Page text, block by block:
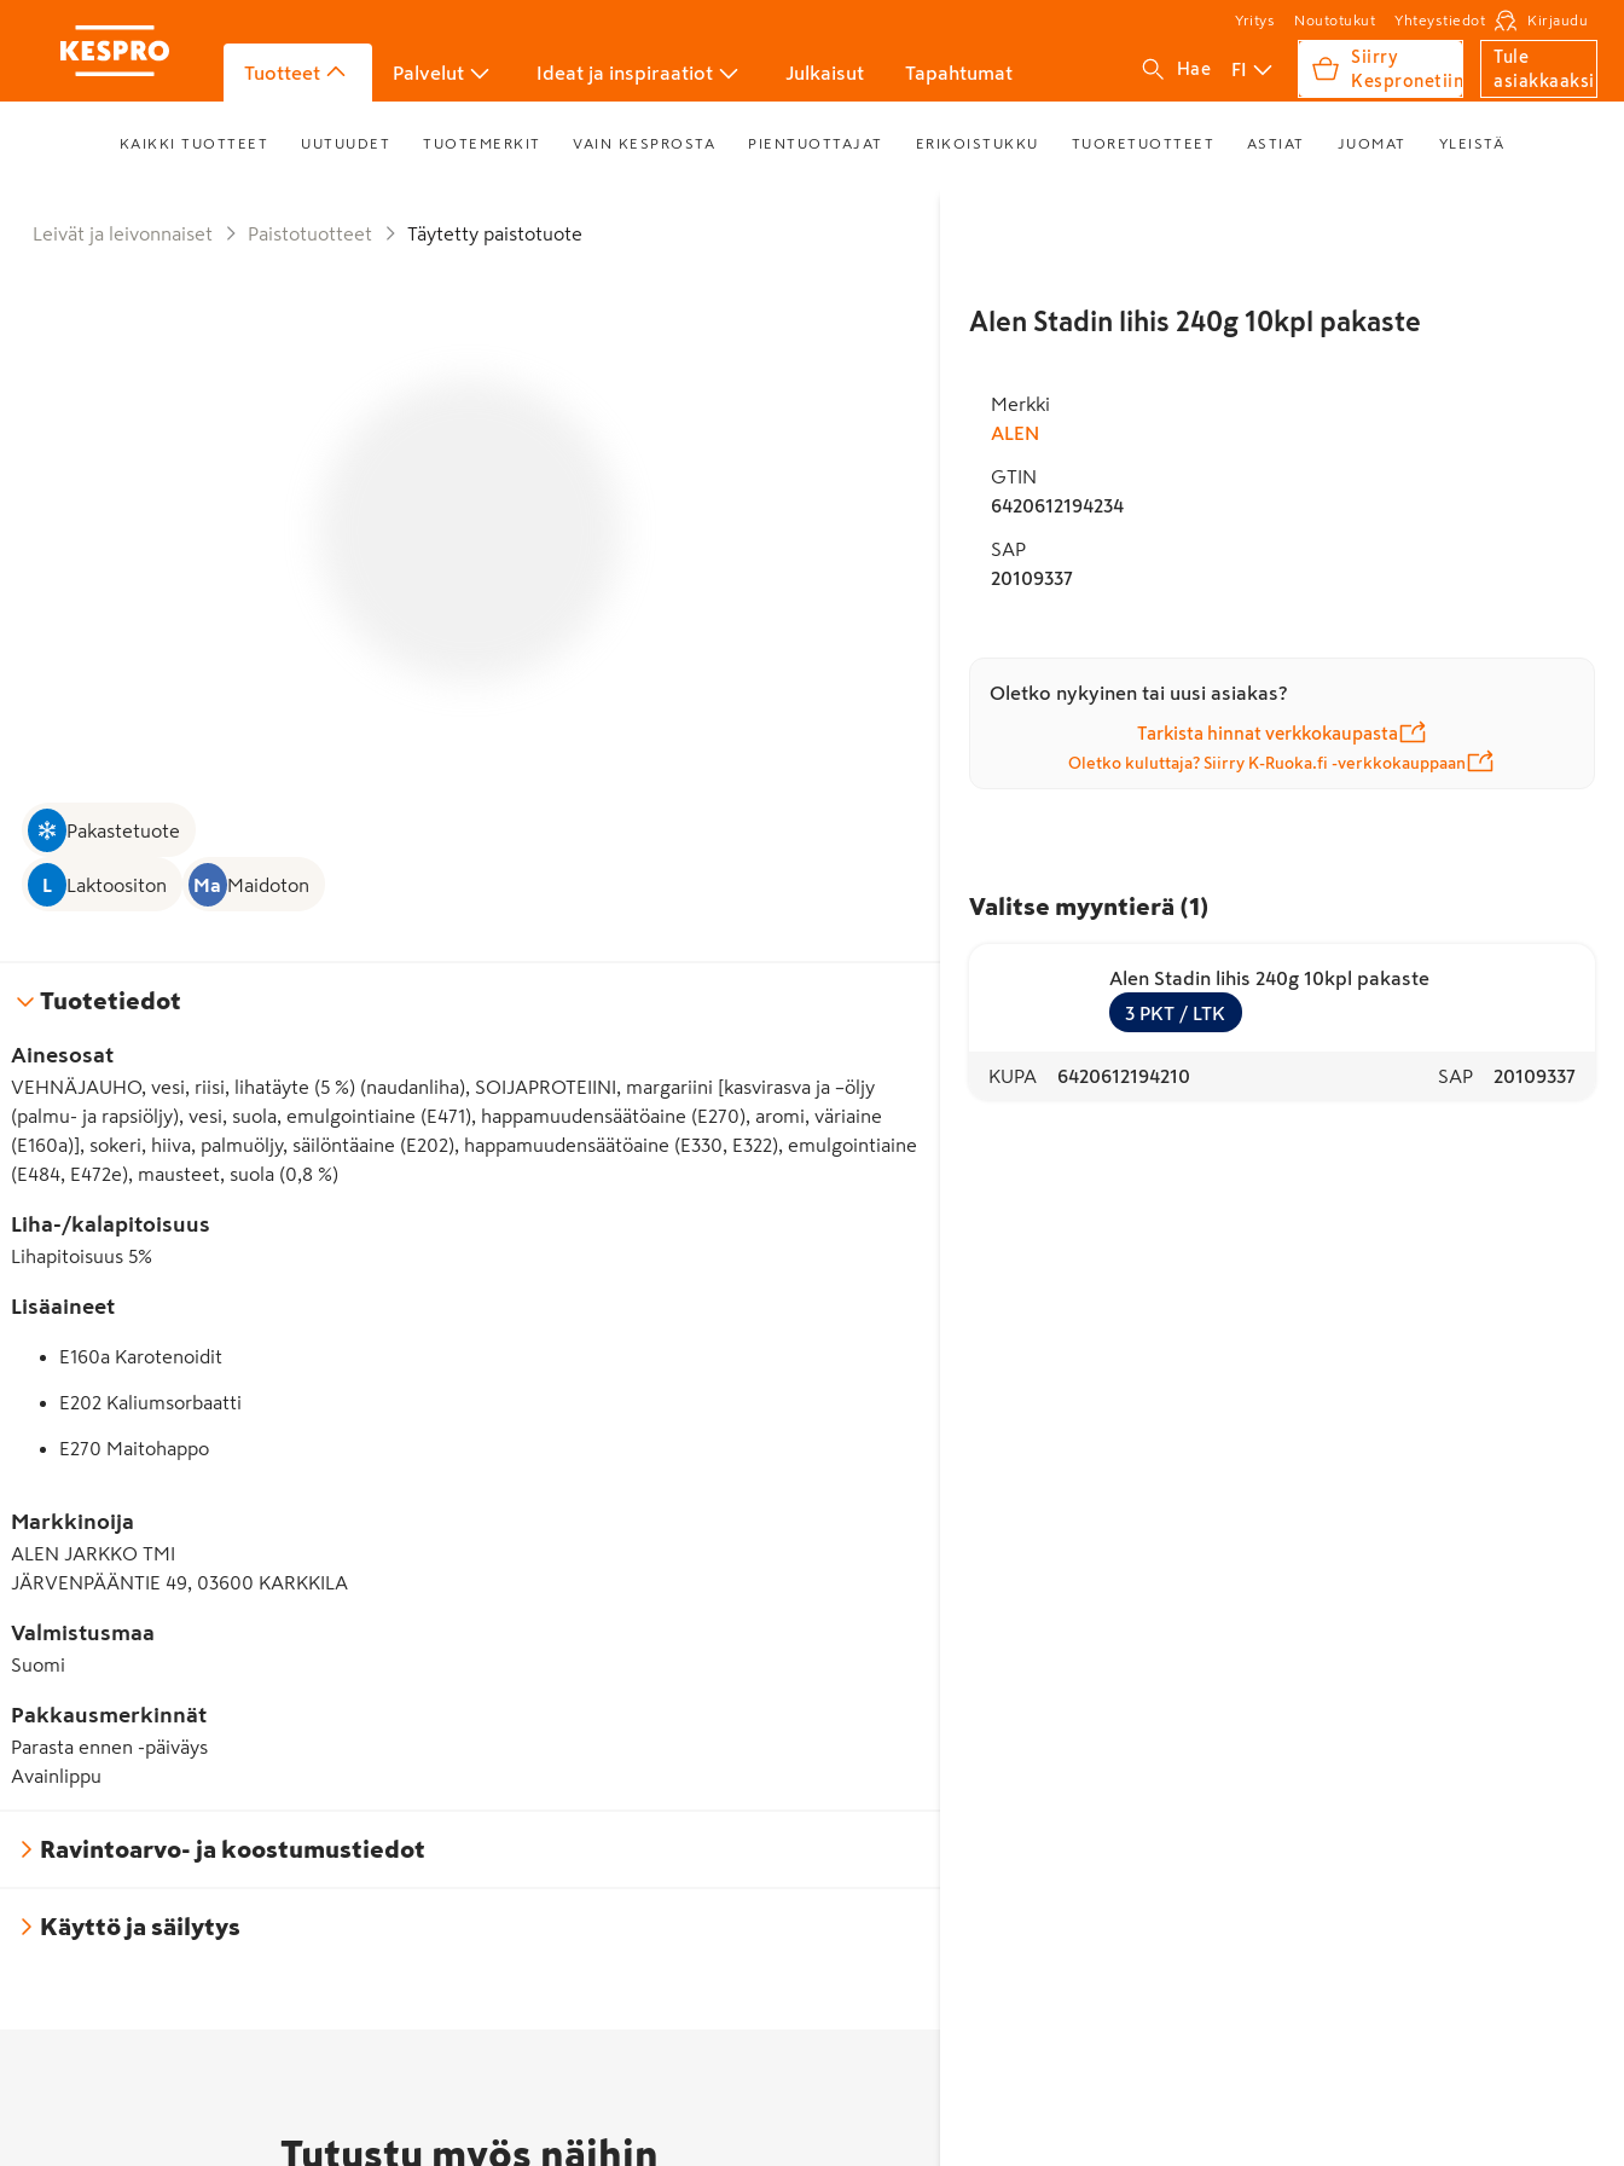
Yritys Noutotukut Yhteystiedot Kirjaudu
Tuotteet Palvelut Ideat ja inspiraatiot Julkaisut Tapahtumat Hae FI
Siirry
Kespronetiin
Tule
asiakkaaksi
KAIKKI TUOTTEET UUTUUDET TUOTEMERKIT VAIN KESPROSTA PIENTUOTTAJAT ERIKOISTUKKU TUORETUOTTEET ASTIAT JUOMAT YLEISTÄ
Leivät ja leivonnaiset Paistotuotteet Täytetty paistotuote
Pakastetuote
L Laktoositon Ma Maidoton
Tuotetiedot
Ainesosat
VEHNÄJAUHO, vesi, riisi, lihatäyte (5 %) (naudanliha), SOIJAPROTEIINI, margariini [kasvirasva ja –öljy
(palmu- ja rapsiöljy), vesi, suola, emulgointiaine (E471), happamuudensäätöaine (E270), aromi, väriaine
(E160a)], sokeri, hiiva, palmuöljy, säilöntäaine (E202), happamuudensäätöaine (E330, E322), emulgointiaine
(E484, E472e), mausteet, suola (0,8 %)
Liha-/kalapitoisuus
Lihapitoisuus 5%
Lisäaineet
E160a Karotenoidit
E202 Kaliumsorbaatti
E270 Maitohappo
E330 Sitruunahappo
E471 Rasvahappojen mono- ja diglyseridit
E472e Rasvahappojen mono- ja diglyseridien mono- ja diasetyyliviinihappoesterit
E482 Kalsiumstearoyyli-2-laktylaatti
Markkinoija
ALEN JARKKO TMI
JÄRVENPÄÄNTIE 49, 03600 KARKKILA
Valmistusmaa
Suomi
Pakkausmerkinnät
Parasta ennen -päiväys
Avainlippu
Ravintoarvo- ja koostumustiedot
Käyttö ja säilytys
Tutustu myös näihin
Alen Stadin lihis 240g 10kpl pakaste
Merkki
ALEN
GTIN
6420612194234
SAP
20109337
Oletko nykyinen tai uusi asiakas?
Tarkista hinnat verkkokaupasta
Oletko kuluttaja? Siirry K-Ruoka.fi -verkkokauppaan
Valitse myyntierä (1 )
Alen Stadin lihis 240g 10kpl pakaste
3 PKT / LTK
KUPA 6420612194210 SAP 20109337